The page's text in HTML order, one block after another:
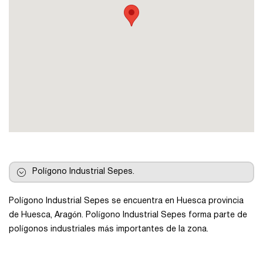
Tarragona
Toledo
Valencia
Polígono Industrial Sepes.
Polígono Industrial Sepes se encuentra en Huesca provincia
de Huesca, Aragón. Polígono Industrial Sepes forma parte de
polígonos industriales más importantes de la zona.